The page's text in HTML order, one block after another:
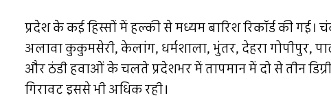
प्रदेश के कई हिस्सों में हल्की से मध्यम बारिश रिकॉर्ड की गई।
अलावा कुकुमसेरी, केलांग, धर्मशाला, भुंतर, देहरा गोपीपुर,
और ठंडी हवाओं के चलते प्रदेशभर में तापमान में दो से तीन
गिरावट इससे भी अधिक रही।